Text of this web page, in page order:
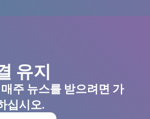
유지
주 뉴스를 받으려면 가
십시오.